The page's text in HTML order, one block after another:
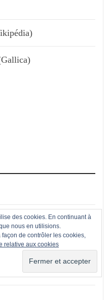
en ligne
des cookies. En continuant à
nous en utilisions.
de contrôler les cookies,
relative aux cookies